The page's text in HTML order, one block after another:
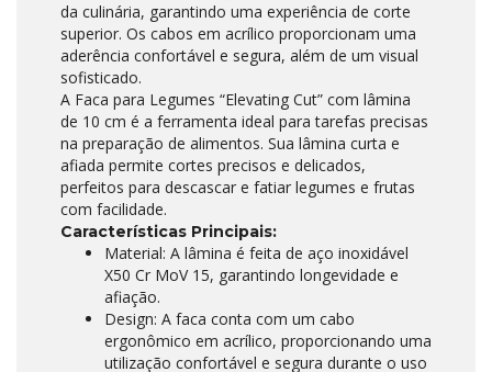
da culinária, garantindo uma experiência de corte
superior. Os cabos em acrílico proporcionam uma
aderência confortável e segura, além de um visual
sofisticado.
A Faca para Legumes “Elevating Cut” com lâmina
de 10 cm é a ferramenta ideal para tarefas precisas
na preparação de alimentos. Sua lâmina curta e
afiada permite cortes precisos e delicados,
perfeitos para descascar e fatiar legumes e frutas
com facilidade.
Características Principais:
Material: A lâmina é feita de aço inoxidável
X50 Cr MoV 15, garantindo longevidade e
afiação.
Design: A faca conta com um cabo
ergonômico em acrílico, proporcionando uma
utilização confortável e segura durante o uso